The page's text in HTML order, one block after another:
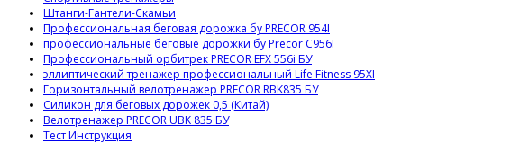
Штанги-Гантели-Скамьи
Профессиональная беговая дорожка бу PRECOR 954I
профессиональные беговые дорожки бу Precor C956I
Профессиональный орбитрек PRECOR EFX 556i БУ
эллиптический тренажер профессиональный Life Fitness 95XI
Горизонтальный велотренажер PRECOR RBK835 БУ
Силикон для беговых дорожек 0,5 (Китай)
Велотренажер PRECOR UBK 835 БУ
Тест Инструкция